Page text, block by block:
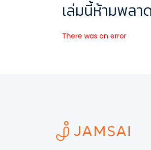
เล่มนี้ห้ามพลาด
There was an error